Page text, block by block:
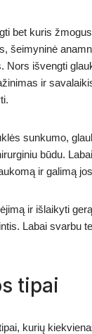
bet kuris
šeimyninė
Nors išvengti
ir
sunkumo,
būdu.
ir galimą
ir išlaikyti
Labai svarbu
tipai
kurių